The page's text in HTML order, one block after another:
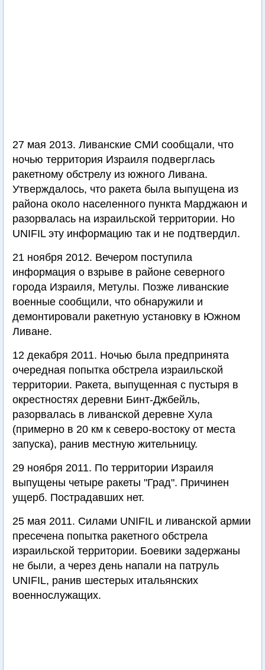
27 мая 2013. Ливанские СМИ сообщали, что
ночью территория Израиля подверглась
ракетному обстрелу из южного Ливана.
Утверждалось, что ракета была выпущена из
района около населенного пункта Марджаюн и
разорвалась на израильской территории. Но
UNIFIL эту информацию так и не подтвердил.
21 ноября 2012. Вечером поступила
информация о взрыве в районе северного
города Израиля, Метулы. Позже ливанские
военные сообщили, что обнаружили и
демонтировали ракетную установку в Южном
Ливане.
12 декабря 2011. Ночью была предпринята
очередная попытка обстрела израильской
территории. Ракета, выпущенная с пустыря в
окрестностях деревни Бинт-Джбейль,
разорвалась в ливанской деревне Хула
(примерно в 20 км к северо-востоку от места
запуска), ранив местную жительницу.
29 ноября 2011. По территории Израиля
выпущены четыре ракеты "Град". Причинен
ущерб. Пострадавших нет.
25 мая 2011. Силами UNIFIL и ливанской армии
пресечена попытка ракетного обстрела
израильской территории. Боевики задержаны
не были, а через день напали на патруль
UNIFIL, ранив шестерых итальянских
военнослужащих.